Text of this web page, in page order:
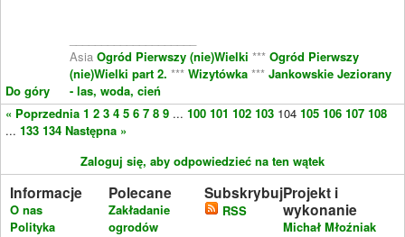
Do góry
Asia Ogród Pierwszy (nie)Wielki *** Ogród Pierwszy
(nie)Wielki part 2. *** Wizytówka *** Jankowskie Jeziorany
- las, woda, cień
« Poprzednia 1 2 3 4 5 6 7 8 9 ... 100 101 102 103 104 105 106 107 108
... 133 134 Następna »
Zaloguj się, aby odpowiedzieć na ten wątek
Informacje
O nas
Polityka
Polecane
Zakładanie
ogrodów
Subskrybuj
RSS
Projekt i
wykonanie
Michał Młoźniak